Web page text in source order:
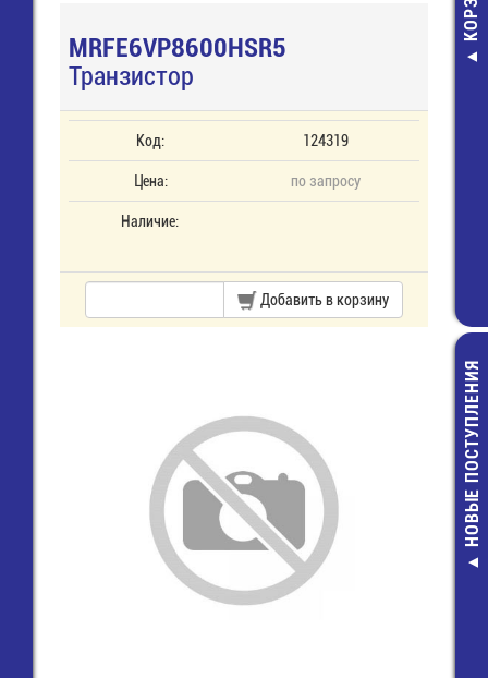
К10-
мкф-НОВЫЕ ПОСТУПЛЕНИЯ
MRFE6VP8600HSR5
Транзистор
Код: 124319
Цена: по запросу
Наличие:
Добавить в корзину